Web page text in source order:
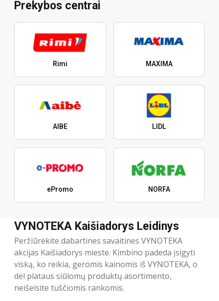
Prekybos centrai
Rimi MAXIMA
AIBE LIDL
ePromo NORFA
VYNOTEKA Kaišiadorys Leidinys
Peržiūrėkite dabartines savaitines VYNOTEKA
akcijas Kaišiadorys mieste. Kimbino padeda įsigyti
viską, ko reikia, geromis kainomis iš VYNOTEKA, o
dėl plataus siūlomų produktų asortimento,
neišeisite tuščiomis rankomis.